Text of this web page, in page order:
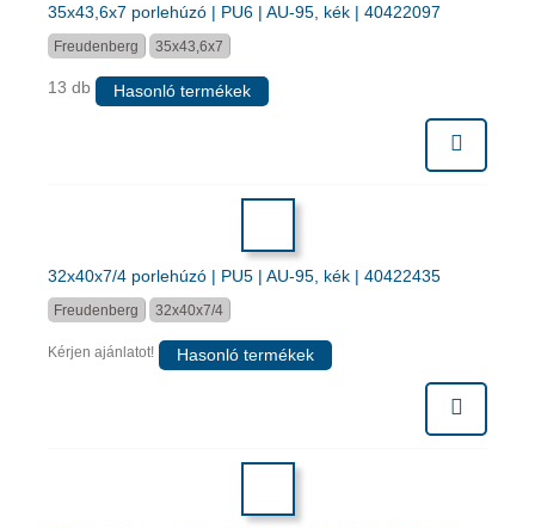
35x43,6x7 porlehúzó | PU6 | AU-95, kék | 40422097
Freudenberg 35x43,6x7
13 db Hasonló termékek
32x40x7/4 porlehúzó | PU5 | AU-95, kék | 40422435
Freudenberg 32x40x7/4
Kérjen ajánlatot! Hasonló termékek